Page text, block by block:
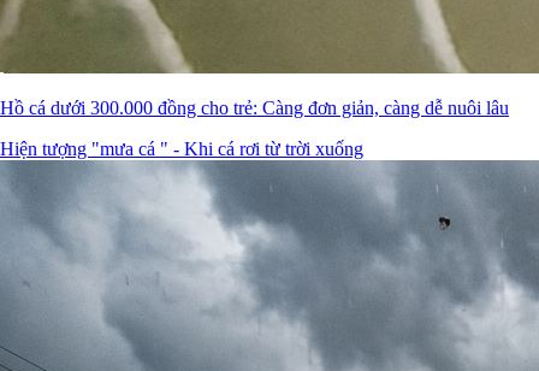
Hồ cá dưới 300.000 đồng cho trẻ: Càng đơn giản, càng dễ nuôi lâu
Hiện tượng "mưa cá " - Khi cá rơi từ trời xuống